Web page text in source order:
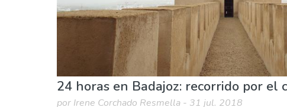
24 horas en Badajoz: recorrido por el
por Irene Corchado Resmella - 31 jul. 2018